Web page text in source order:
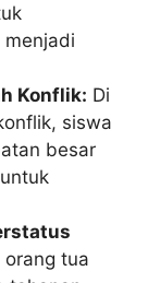
Konflik: Di
siswa
besar
tua